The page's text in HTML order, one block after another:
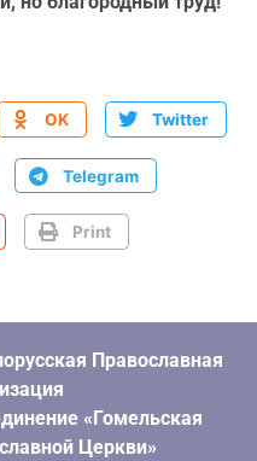
OK Twitter
Telegram
Print
Православная
«Гомельская
Церкви»